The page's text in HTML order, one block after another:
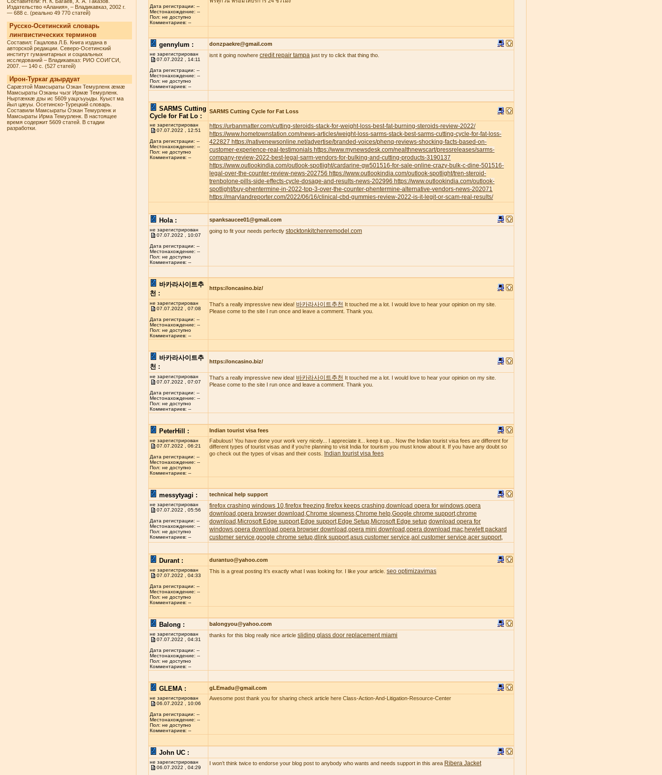
Издательство «Алания», – Владикавказ, 2002 г.
— 688 с. (реально 49 770 статей)
Русско-Осетинский словарь
лингвистических терминов
Составил: Гацалова Л.Б. Книга издана в
авторской редакции. Северо-Осетинский
институт гуманитарных и социальных
исследований – Владикавказ: РИО СОИГСИ,
2007. — 140 с. (527 статей)
Ирон-Туркаг дзырдуат
Сарæзтой Мамсыраты Озкан Темурленк æмæ
Мамсыраты Озканы чызг Ирмæ Темурленк.
Ныртæккæ дзы ис 5609 уацхъуыды. Куыст ма
йыл цæуы. Осетинско-Турецкий словарь.
Составили Мамсыраты Озкан Темурленк и
Мамсыраты Ирма Темурленк. В настоящее
время содержит 5609 статей. В стадии
разработки.
Дата регистрации: --
Местонахождение: --
Пол: не доступно
Комментариев: --
gennylum : donzpaekre@gmail.com
не зарегистрирован
07.07.2022 , 14:11
Дата регистрации: --
Местонахождение: --
Пол: не доступно
Комментариев: --
isnt it going nowhere credit repair tampa just try to click that thing tho.
SARMS Cutting
Cycle for Fat Lo :
SARMS Cutting Cycle for Fat Loss
не зарегистрирован
07.07.2022 , 12:51
Дата регистрации: --
Местонахождение: --
Пол: не доступно
Комментариев: --
https://urbanmatter.com/cutting-steroids-stack-for-weight-loss-best-fat-burning-steroids-review-2022/
https://www.hometownstation.com/news-articles/weight-loss-sarms-stack-best-sarms-cutting-cycle-for-fat-loss-
422827 https://nativenewsonline.net/advertise/branded-voices/phenq-reviews-shocking-facts-based-on-
customer-experience-real-testimonials https://www.mynewsdesk.com/nealthnewscart/pressreleases/sarms-
company-review-2022-best-legal-sarm-vendors-for-bulking-and-cutting-products-3190137
https://www.outlookindia.com/outlook-spotlight/cardarine-gw501516-for-sale-online-crazy-bulk-c-dine-501516-
legal-over-the-counter-review-news-202756 https://www.outlookindia.com/outlook-spotlight/tren-steroid-
trenbolone-pills-side-effects-cycle-dosage-and-results-news-202996 https://www.outlookindia.com/outlook-
spotlight/buy-phentermine-in-2022-top-3-over-the-counter-phentermine-alternative-vendors-news-202071
https://marylandreporter.com/2022/06/16/clinical-cbd-gummies-review-2022-is-it-legit-or-scam-real-results/
Hola : spanksaucee01@gmail.com
не зарегистрирован
07.07.2022 , 10:07
Дата регистрации: --
Местонахождение: --
Пол: не доступно
Комментариев: --
going to fit your needs perfectly stocktonkitchenremodel.com
바카라사이트추
천 :
https://oncasino.biz/
не зарегистрирован
07.07.2022 , 07:08
Дата регистрации: --
Местонахождение: --
Пол: не доступно
Комментариев: --
That's a really impressive new idea! 바카라사이트추천 It touched me a lot. I would love to hear your opinion on my site.
Please come to the site I run once and leave a comment. Thank you.
바카라사이트추
천 :
https://oncasino.biz/
не зарегистрирован
07.07.2022 , 07:07
Дата регистрации: --
Местонахождение: --
Пол: не доступно
Комментариев: --
That's a really impressive new idea! 바카라사이트추천 It touched me a lot. I would love to hear your opinion on my site.
Please come to the site I run once and leave a comment. Thank you.
PeterHill : Indian tourist visa fees
не зарегистрирован
07.07.2022 , 06:21
Дата регистрации: --
Местонахождение: --
Пол: не доступно
Комментариев: --
Fabulous! You have done your work very nicely... I appreciate it... keep it up... Now the Indian tourist visa fees are different for
different types of tourist visas and if you're planning to visit India for tourism you must know about it. If you have any doubt so
go check out the types of visas and their costs.
Indian tourist visa fees
messytyagi : technical help support
не зарегистрирован
07.07.2022 , 05:56
Дата регистрации: --
Местонахождение: --
Пол: не доступно
Комментариев: --
firefox crashing windows 10 firefox freezing firefox keeps crashing download opera for windows opera
download opera browser download Chrome slowness Chrome help Google chrome support,chrome
download Microsoft Edge support, Edge support, Edge Setup Microsoft Edge setup download opera for
windows opera download opera browser download opera mini download opera download mac hewlett packard
customer service google chrome setup dlink support,asus customer service aol customer service acer support,
Durant : durantuo@yahoo.com
не зарегистрирован
07.07.2022 , 04:33
Дата регистрации: --
Местонахождение: --
Пол: не доступно
Комментариев: --
This is a great posting It’s exactly what I was looking for. I like your article. seo optimizavimas
Balong : balongyou@yahoo.com
не зарегистрирован
07.07.2022 , 04:31
Дата регистрации: --
Местонахождение: --
Пол: не доступно
Комментариев: --
thanks for this blog really nice article sliding glass door replacement miami
GLEMA : gLEmadu@gmail.com
не зарегистрирован
06.07.2022 , 10:06
Дата регистрации: --
Местонахождение: --
Пол: не доступно
Комментариев: --
Awesome post thank you for sharing check article here Class-Action-And-Litigation-Resource-Center
John UC :
не зарегистрирован
06.07.2022 , 04:29
I won’t think twice to endorse your blog post to anybody who wants and needs support in this area Ribera Jacket